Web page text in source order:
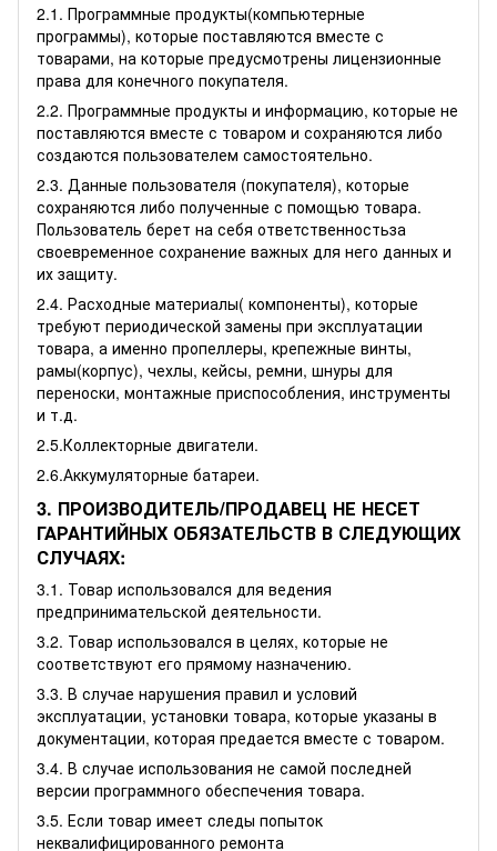
2.1. Программные продукты(компьютерные
программы), которые поставляются вместе с
товарами, на которые предусмотрены лицензионные
права для конечного покупателя.
2.2. Программные продукты и информацию, которые не
поставляются вместе с товаром и сохраняются либо
создаются пользователем самостоятельно.
2.3. Данные пользователя (покупателя), которые
сохраняются либо полученные с помощью товара.
Пользователь берет на себя ответственностьза
своевременное сохранение важных для него данных и
их защиту.
2.4. Расходные материалы( компоненты), которые
требуют периодической замены при эксплуатации
товара, а именно пропеллеры, крепежные винты,
рамы(корпус), чехлы, кейсы, ремни, шнуры для
переноски, монтажные приспособления, инструменты
и т.д.
2.5.Коллекторные двигатели.
2.6.Аккумуляторные батареи.
3. ПРОИЗВОДИТЕЛЬ/ПРОДАВЕЦ НЕ НЕСЕТ
ГАРАНТИЙНЫХ ОБЯЗАТЕЛЬСТВ В СЛЕДУЮЩИХ
СЛУЧАЯХ:
3.1. Товар использовался для ведения
предпринимательской деятельности.
3.2. Товар использовался в целях, которые не
соответствуют его прямому назначению.
3.3. В случае нарушения правил и условий
эксплуатации, установки товара, которые указаны в
документации, которая предается вместе с товаром.
3.4. В случае использования не самой последней
версии программного обеспечения товара.
3.5. Если товар имеет следы попыток
неквалифицированного ремонта